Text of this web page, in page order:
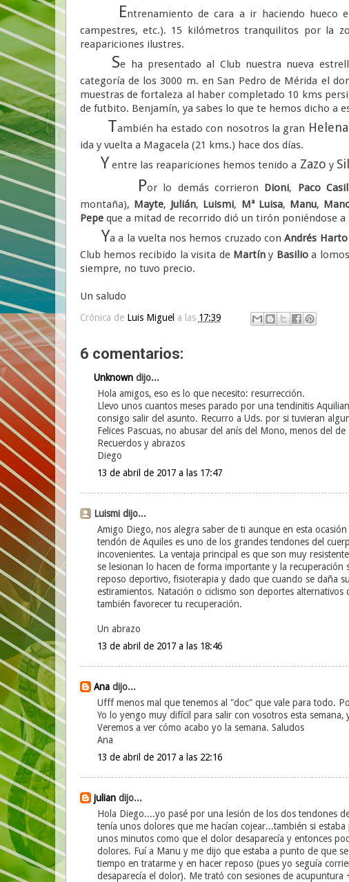
Entrenamiento de cara a ir haciendo hueco
campestres, etc.). 15 kilómetros tranquilitos por la
reapariciones ilustres.
Se ha presentado al Club nuestra nueva
categoría de los 3000 m. en San Pedro de Mérida el
muestras de fortaleza al haber completado 10 kms
de futbito. Benjamín, ya sabes lo que te hemos dicho a
También ha estado con nosotros la gran
ida y vuelta a Magacela (21 kms.) hace dos días.
Y entre las reapariciones hemos tenido a Zazo y
Por lo demás corrieron Dioni, Paco
montaña), Mayte, Julián, Luismi, Mª Luisa, Manu,
Pepe que a mitad de recorrido dió un tirón poniéndose
Ya a la vuelta nos hemos cruzado conAndrés Harto
Club hemos recibido la visita de Martíny Basilioa
siempre, no tuvo precio.
Un saludo
Crónica de Luis Miguel a las 17:39
6 comentarios:
Unknowndijo...
Hola amigos, eso es lo que necesito: resurrección.
Llevo unos cuantos meses parado por una tendinitis
consigo salir del asunto. Recurro a Uds. por si tuvieran
Felices Pascuas, no abusar del anís del Mono, menos del
Recuerdos y abrazos
Diego
13 de abril de 2017 a las 17:47
Luismi dijo...
Amigo Diego, nos alegra saber de ti aunque en esta
tendón de Aquiles es uno de los grandes tendones del
incovenientes. La ventaja principal es que son muy
se lesionan lo hacen de forma importante y la
reposo deportivo, fisioterapia y dado que cuando se daña
estiramientos. Natación o ciclismo son deportes
también favorecer tu recuperación.
Un abrazo
13 de abril de 2017 a las 18:46
Anadijo...
Ufff menos mal que tenemos al "doc" que vale para todo.
Yo lo yengo muy difícil para salir con vosotros esta
Veremos a ver cómo acabo yo la semana. Saludos
Ana
13 de abril de 2017 a las 22:16
juliandijo...
Hola Diego....yo pasé por una lesión de los dos tendones
tenía unos dolores que me hacían cojear...también si
unos minutos como que el dolor desaparecía y entonces
dolores. Fuí a Manu y me dijo que estaba a punto de que
tiempo en tratarme y en hacer reposo (pues yo seguía
desaparecía el dolor). Me trató con sesiones de acupuntura